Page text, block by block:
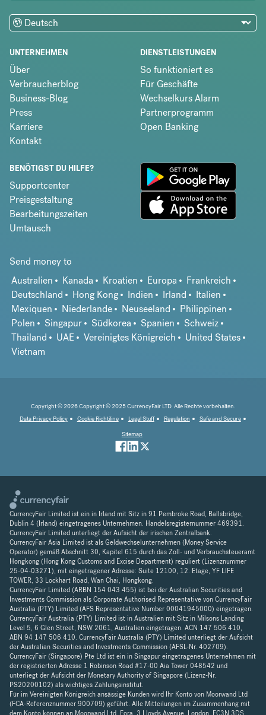
UNTERNEHMEN
Über
Verbraucherblog
Business-Blog
Press
Karriere
Kontakt
DIENSTLEISTUNGEN
So funktioniert es
Für Geschäfte
Wechselkurs Alarm
Partnerprogramm
Open Banking
BENÖTIGST DU HILFE?
Supportcenter
Preisgestaltung
Bearbeitungszeiten
Umtausch
Send money to
Australien
Kanada Kroatien Europa
Frankreich
Deutschland
Hong Kong Indien Irland
Italien
Mexiquen
Niederlande Neuseeland
Philippinen
Polen
Singapur Südkorea Spanien
Schweiz
Thailand
UAE Vereinigtes Königreich
United States
Vietnam
Copyright © 2026 Copyright © 2025 CurrencyFair LTD. Alle Rechte vorbehalten.
Data Privacy Policy
Cookie Richtiline Legal Stuff Regulation
Safe and Secure
Sitemap
CurrencyFair Limited ist ein in Irland mit Sitz in 91 Pembroke Road, Ballsbridge,
Dublin 4 (Irland) eingetragenes Unternehmen. Handelsregisternummer 469391.
CurrencyFair Limited unterliegt der Aufsicht der irischen Zentralbank.
CurrencyFair Asia Limited ist als Geldwechselunternehmen (Money Service
Operator) gemäß Abschnitt 30, Kapitel 615 durch das Zoll- und Verbrauchsteueramt
Hongkong (Hong Kong Customs and Excise Department) reguliert (Lizenznummer
25-04-03271), mit eingetragener Adresse: Suite 12100, 12. Etage, YF LIFE
TOWER, 33 Lockhart Road, Wan Chai, Hongkong.
CurrencyFair Limited (ARBN 154 043 455) ist bei der Australian Securities and
Investments Commission als Corporate Authorised Representative von CurrencyFair
Australia (PTY) Limited (AFS Representative Number 00041945000) eingetragen.
CurrencyFair Australia (PTY) Limited ist in Australien mit Sitz in Milsons Landing
Level 5, 6 Glen Street, NSW 2061, Australien eingetragen. ACN 147 506 410,
ABN 94 147 506 410. CurrencyFair Australia (PTY) Limited unterliegt der Aufsicht
der Australian Securities and Investments Commission (AFSL-Nr. 402709).
CurrencyFair (Singapore) Pte Ltd ist ein in Singapur eingetragenes Unternehmen mit
der registrierten Adresse 1 Robinson Road #17-00 Aia Tower 048542 und
unterliegt der Aufsicht der Monetary Authority of Singapore (Lizenz-Nr.
PS20200102) als wichtiges Zahlungsinstitut.
Für im Vereinigten Königreich ansässige Kunden wird Ihr Konto von Moorwand Ltd
(FCA-Referenznummer 900709) geführt. Alle Mitteilungen im Zusammenhang mit
dem Konto können an Moorwand Ltd, Fora, 3 Lloyds Avenue, London, EC3N 3DS,